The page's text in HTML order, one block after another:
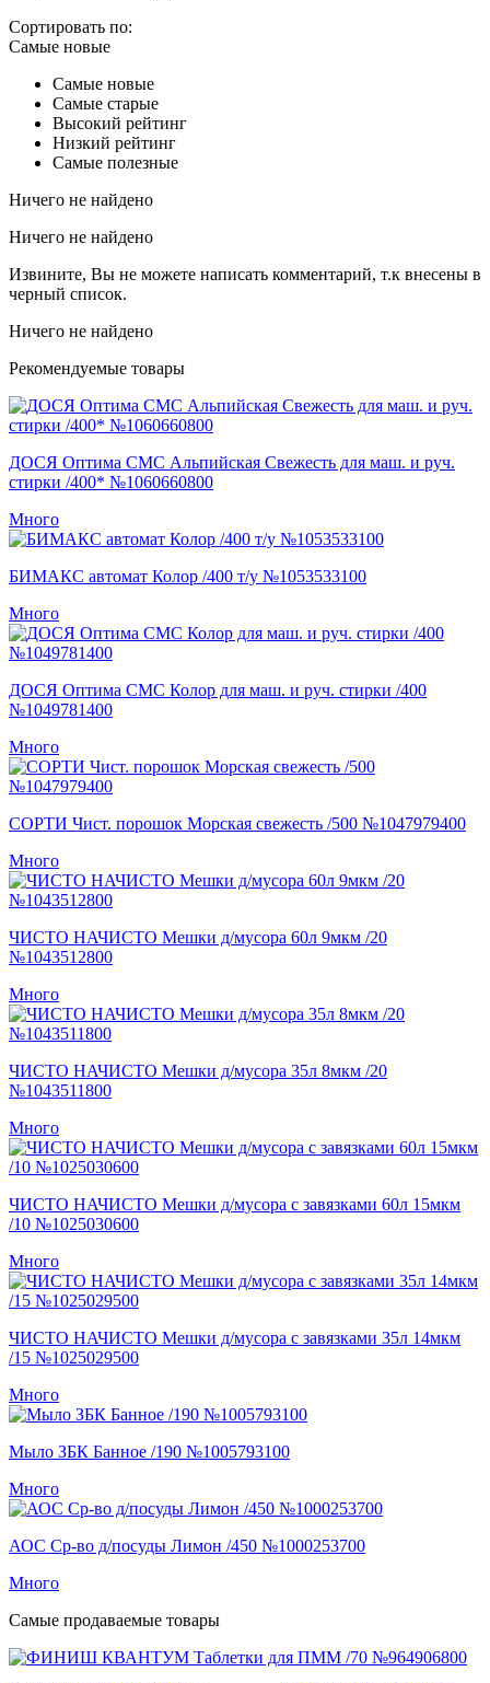
Сортировать по:
Самые новые
Самые новые
Самые старые
Высокий рейтинг
Низкий рейтинг
Самые полезные
Ничего не найдено
Ничего не найдено
Извините, Вы не можете написать комментарий, т.к внесены в
черный список.
Ничего не найдено
Рекомендуемые товары
ДОСЯ Оптима СМС Альпийская Свежесть для маш. и руч.
стирки /400* №1060660800
Много
БИМАКС автомат Колор /400 т/у №1053533100
Много
ДОСЯ Оптима СМС Колор для маш. и руч. стирки /400
№1049781400
Много
СОРТИ Чист. порошок Морская свежесть /500 №1047979400
Много
ЧИСТО НАЧИСТО Мешки д/мусора 60л 9мкм /20
№1043512800
Много
ЧИСТО НАЧИСТО Мешки д/мусора 35л 8мкм /20
№1043511800
Много
ЧИСТО НАЧИСТО Мешки д/мусора с завязками 60л 15мкм
/10 №1025030600
Много
ЧИСТО НАЧИСТО Мешки д/мусора с завязками 35л 14мкм
/15 №1025029500
Много
Мыло ЗБК Банное /190 №1005793100
Много
АОС Ср-во д/посуды Лимон /450 №1000253700
Много
Самые продаваемые товары